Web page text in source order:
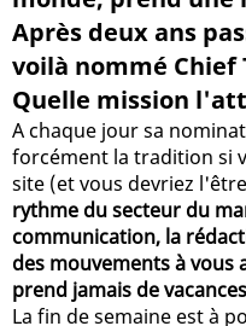
Après deux ans
voilà nommé Chief
Quelle mission
A chaque jour sa
forcément la tradition si
site (et vous devriez
rythme du secteur du
communication, la
des mouvements à vous
prend jamais de
La fin de semaine est à